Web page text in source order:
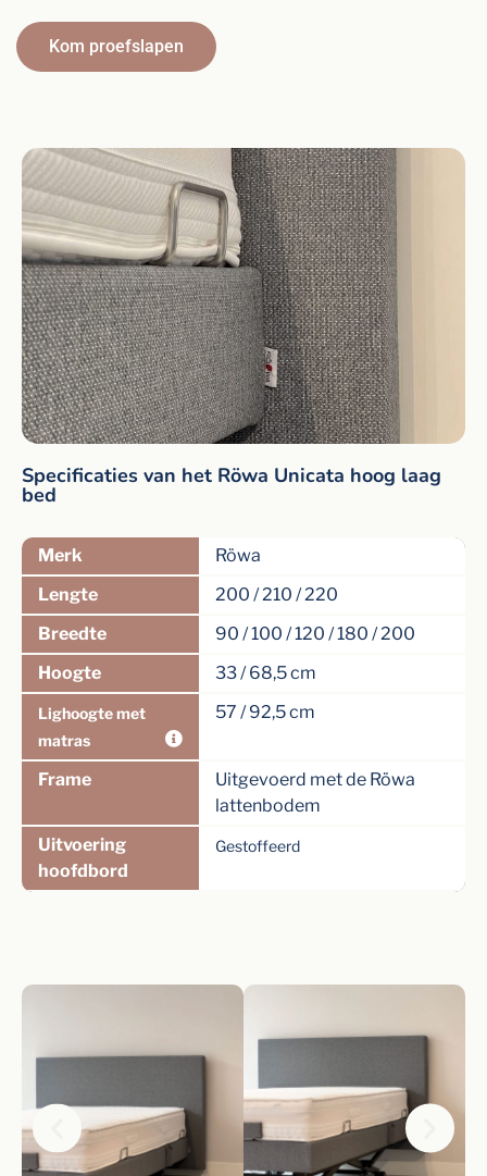
Kom proefslapen
Specificaties van het Röwa Unicata hoog laag
bed
Merk
Röwa
Lengte
200 / 210 / 220
Breedte
90 / 100 / 120 / 180 / 200
Hoogte
33 / 68,5 cm
Lighoogte met
matras
57 / 92,5 cm
Frame
Uitgevoerd met de Röwa
lattenbodem
Uitvoering
hoofdbord
Gestoffeerd